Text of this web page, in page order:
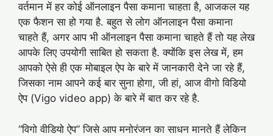
वर्तमान में हर कोई ऑनलाइन पैसा कमाना चाहता है, आजकल यह
एक फैशन सा हो गया है. बहुत से लोग ऑनलाइन पैसा कमाना
चाहते हैं, अगर आप भी ऑनलाइन पैसा कमाना चाहते हैं तो यह लेख
आपके लिए उपयोगी साबित हो सकता है. क्योंकि इस लेख में, हम
आपको ऐसे ही एक मोबाइल ऐप के बारे में जानकारी देने जा रहे हैं,
जिसका नाम आपने कई बार सुना होगा, जी हां, आज वीगो विडियो
ऐप (Vigo video app) के बारे में बात कर रहे है.
“विगो वीडियो ऐप” जिसे आप मनोरंजन का साधन मानते हैं लेकिन